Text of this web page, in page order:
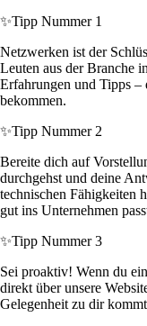
✨Tipp Nummer 1
Netzwerken ist der
Leuten aus der Branche
Erfahrungen und Tipps –
bekommen.
✨Tipp Nummer 2
Bereite dich auf
durchgehst und deine
technischen Fähigkeiten
gut ins Unternehmen
✨Tipp Nummer 3
Sei proaktiv! Wenn du
direkt über unsere
Gelegenheit zu dir